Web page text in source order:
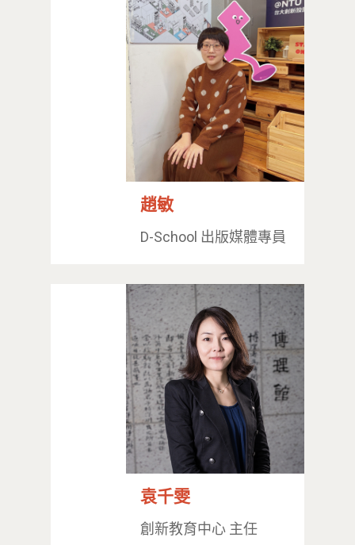
趙敏
D-School 出版媒體專員
袁千雯
創新教育中心 主任